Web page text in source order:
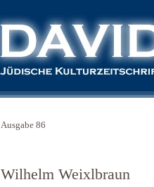
Ausgabe 86
Wilhelm Weixlbraun